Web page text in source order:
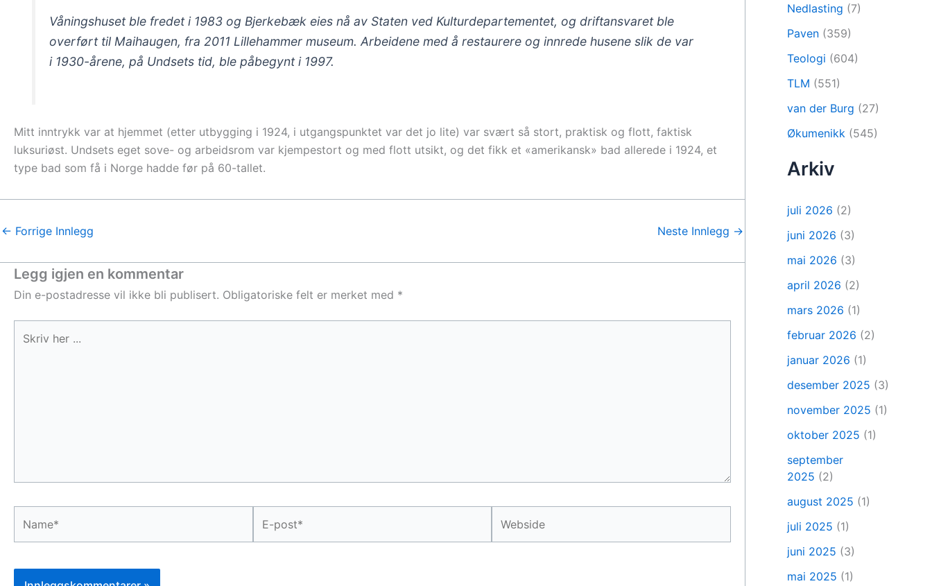
Våningshuset ble fredet i 1983 og Bjerkebæk eies nå av Staten ved Kulturdepartementet, og driftansvaret ble
overført til Maihaugen, fra 2011 Lillehammer museum. Arbeidene med å restaurere og innrede husene slik de var
i 1930-årene, på Undsets tid, ble påbegynt i 1997.
Mitt inntrykk var at hjemmet (etter utbygging i 1924, i utgangspunktet var det jo lite) var svært så stort, praktisk og flott, faktisk
luksuriøst. Undsets eget sove- og arbeidsrom var kjempestort og med flott utsikt, og det fikk et «amerikansk» bad allerede i 1924, et
type bad som få i Norge hadde før på 60-tallet.
← Forrige Innlegg Neste Innlegg →
Legg igjen en kommentar
Din e-postadresse vil ikke bli publisert. Obligatoriske felt er merket med *
her
post*
Nedlasting (7)
Paven (359)
Teologi (604)
TLM (551)
van der Burg (27)
Økumenikk (545)
Arkiv
juli 2026 (2)
juni 2026 (3)
mai 2026 (3)
april 2026 (2)
mars 2026 (1)
februar 2026 (2)
januar 2026 (1)
desember 2025 (3)
november 2025 (1)
oktober 2025 (1)
september
2025 (2)
august 2025 (1)
juli 2025 (1)
juni 2025 (3)
mai 2025 (1)